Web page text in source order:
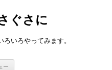
ぐさに
いろやってみます。
ー